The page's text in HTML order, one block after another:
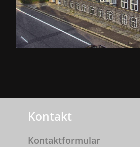
Kontakt
Kontaktformular